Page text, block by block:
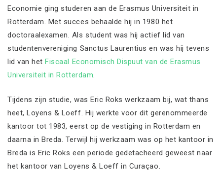
Economie ging studeren aan de Erasmus Universiteit in
Rotterdam. Met succes behaalde hij in 1980 het
doctoraalexamen. Als student was hij actief lid van
studentenvereniging Sanctus Laurentius en was hij tevens
lid van hetFiscaal Economisch Dispuut van de Erasmus
Universiteit in Rotterdam.
Tijdens zijn studie, was Eric Roks werkzaam bij, wat thans
heet, Loyens & Loeff. Hij werkte voor dit gerenommeerde
kantoor tot 1983, eerst op de vestiging in Rotterdam en
daarna in Breda. Terwijl hij werkzaam was op het kantoor in
Breda is Eric Roks een periode gedetacheerd geweest naar
het kantoor van Loyens & Loeff in Curaçao.